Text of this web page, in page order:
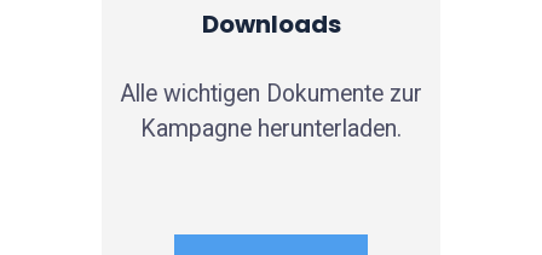
Downloads
Alle wichtigen Dokumente zur
Kampagne herunterladen.